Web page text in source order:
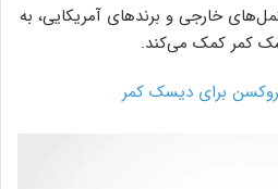
خارجی و برندهای آمریکایی، به
کمر کمک می‌کند.
برای دیسک کمر